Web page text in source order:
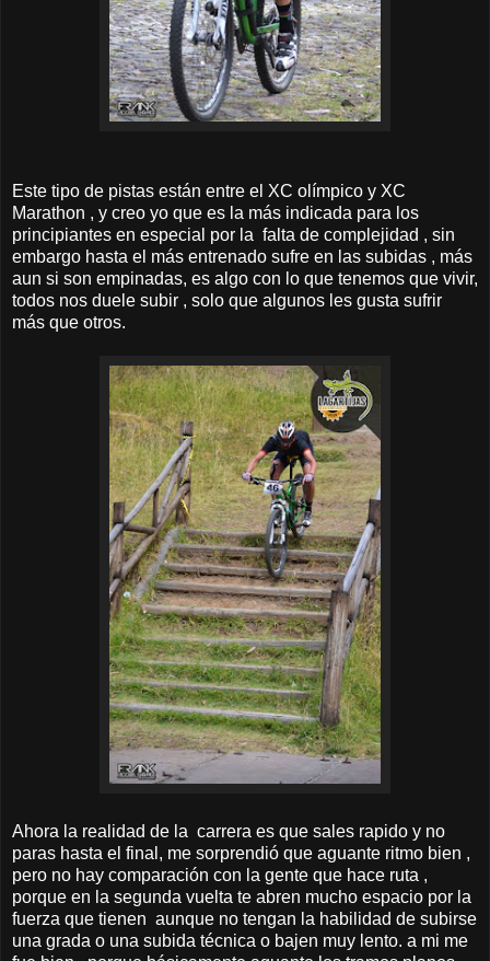
Este tipo de pistas están entre el XC olímpico y XC
Marathon , y creo yo que es la más indicada para los
principiantes en especial por la falta de complejidad , sin
embargo hasta el más entrenado sufre en las subidas , más
aun si son empinadas, es algo con lo que tenemos que vivir,
todos nos duele subir , solo que algunos les gusta sufrir
más que otros.
Ahora la realidad de la carrera es que sales rapido y no
paras hasta el final, me sorprendió que aguante ritmo bien ,
pero no hay comparación con la gente que hace ruta ,
porque en la segunda vuelta te abren mucho espacio por la
fuerza que tienen aunque no tengan la habilidad de subirse
una grada o una subida técnica o bajen muy lento. a mi me